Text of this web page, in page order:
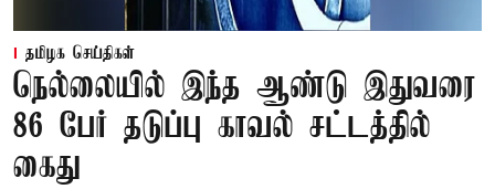
தமிழக செய்திகள்
நெல்லையில் இந்த ஆண்டு இதுவரை
86 பேர் தடுப்பு காவல் சட்டத்தில்
கைது